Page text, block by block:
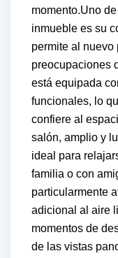
momento.Uno
inmueble es su
permite al nuevo
preocupaciones
está equipada
funcionales, lo
confiere al
salón, amplio y
ideal para
familia o con
particularmente
adicional al aire
momentos de
de las vistas